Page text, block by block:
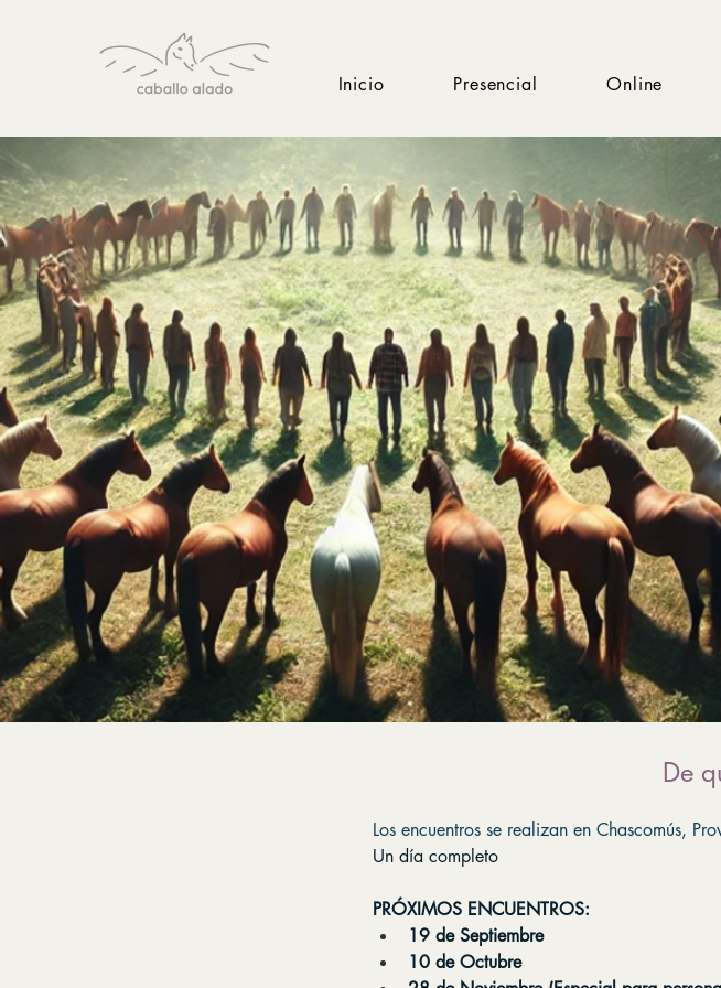
Inicio Presencial Online
De
Los encuentros se realizan en Chascomús,
Un día completo
PRÓXIMOS ENCUENTROS:
19 de Septiembre
10 de Octubre